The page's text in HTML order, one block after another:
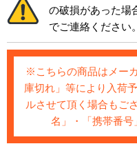
の破損があった場
でご連絡ください。
※こちらの商品はメー
庫切れ」等により入荷
ルさせて頂く場合もご
名」・「携帯番号